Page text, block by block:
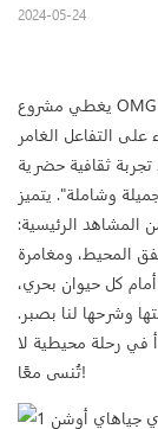
2024-05-24
يغطي مشروع OMG Ocean Tribe مساحة تزيد عن 3000 متر مربع. إنه
التفاعل الغامر
تجربة ثقافية حضرية
وشاملة". يتميز
الرئيسية:
المحيط، ومغامرة
كل حيوان بحري،
وشرحها لنا بصبر.
رحلة محيطية لا
تُنسى معًا!